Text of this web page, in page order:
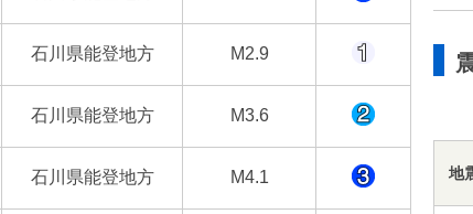
石川県能登地方 M2.9
石川県能登地方 M3.6
石川県能登地方 M4.1 地